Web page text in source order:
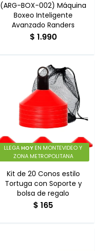
(ARG-BOX-002) Máquina
Boxeo Inteligente
Avanzado Randers
$ 1.990
LLEGA HOY EN MONTEVIDEO Y
ZONA METROPOLITANA
Kit de 20 Conos estilo
Tortuga con Soporte y
bolsa de regalo
$ 165